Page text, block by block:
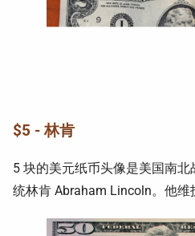
$5 - 林肯
5 块的美元纸币头像是美国南
统林肯 Abraham Lincoln。他维